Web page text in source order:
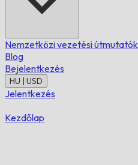
Nemzetközi vezetési útmutatók
Blog
Bejelentkezés
HU | USD
Jelentkezés
Kezdőlap